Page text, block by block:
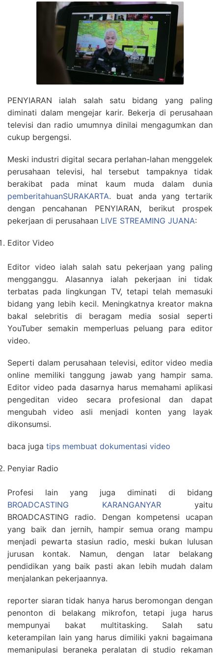
PENYIARAN ialah salah satu bidang yang paling
diminati dalam mengejar karir. Bekerja di perusahaan
televisi dan radio umumnya dinilai mengagumkan dan
cukup bergengsi.
Meski industri digital secara perlahan-lahan menggelek
perusahaan televisi, hal tersebut tampaknya tidak
berakibat pada minat kaum muda dalam dunia
pemberitahuanSURAKARTA. buat anda yang tertarik
dengan pencahanan PENYIARAN, berikut prospek
pekerjaan di perusahaan LIVE STREAMING JUANA:
Editor Video
Editor video ialah salah satu pekerjaan yang paling
mengganggu. Alasannya ialah pekerjaan ini tidak
terbatas pada lingkungan TV, tetapi telah memasuki
bidang yang lebih kecil. Meningkatnya kreator makna
bakal selebritis di beragam media sosial seperti
YouTuber semakin memperluas peluang para editor
video.
Seperti dalam perusahaan televisi, editor video media
online memiliki tanggung jawab yang hampir sama.
Editor video pada dasarnya harus memahami aplikasi
pengeditan video secara profesional dan dapat
mengubah video asli menjadi konten yang layak
dikonsumsi.
baca juga tips membuat dokumentasi video
Penyiar Radio
Profesi lain yang juga diminati di bidang
BROADCASTING KARANGANYAR yaitu
BROADCASTING radio. Dengan kompetensi ucapan
yang baik dan jernih, hampir semua orang mampu
menjadi pewarta stasiun radio, meski bukan lulusan
jurusan kontak. Namun, dengan latar belakang
pendidikan yang baik pasti akan lebih mudah dalam
menjalankan pekerjaannya.
reporter siaran tidak hanya harus beromongan dengan
penonton di belakang mikrofon, tetapi juga harus
mempunyai bakat multitasking. Salah satu
keterampilan lain yang harus dimiliki yakni bagaimana
memanipulasi beraneka peralatan di studio rekaman